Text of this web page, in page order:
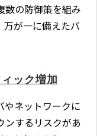
数の防御策を組み
万が一に備えたバ
ック増加
やネットワークに
ンするリスクがあ